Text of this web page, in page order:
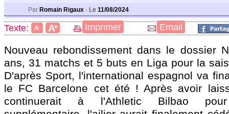
Par Romain Rigaux - Le 11/08/2024
Texte: A- A+ Imprimer Email
Nouveau rebondissement dans le dossier
ans, 31 matchs et 5 buts en Liga pour la
D'après Sport, l'international espagnol va
le FC Barcelone cet été ! Après avoir
continuerait à l'Athletic Bilbao